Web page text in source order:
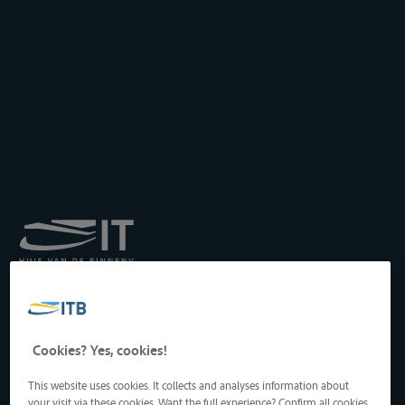
het Transport langs de
Drukpersstraat 19
1000 Brussel, België
Tel: +32 2 217 09 67
http://www.itb-info.be
Cookies? Yes, cookies!
This website uses cookies. It collects and analyses information about